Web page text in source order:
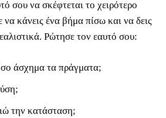
σου να σκέφτεται το χειρότερο
κάνεις ένα βήμα πίσω και να δεις
Ρώτησε τον εαυτό σου:
άσχημα τα πράγματα;
την κατάσταση;